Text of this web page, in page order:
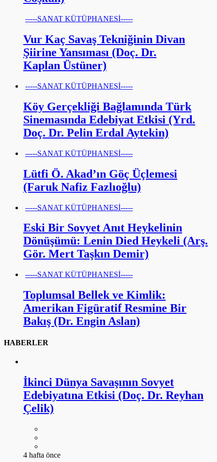
-----SANAT KÜTÜPHANESİ-----
Vur Kaç Savaş Tekniğinin Divan
Şiirine Yansıması (Doç. Dr.
Kaplan Üstüner)
-----SANAT KÜTÜPHANESİ-----
Köy Gerçekliği Bağlamında Türk
Sinemasında Edebiyat Etkisi (Yrd.
Doç. Dr. Pelin Erdal Aytekin)
-----SANAT KÜTÜPHANESİ-----
Lütfi Ö. Akad’ın Göç Üçlemesi
(Faruk Nafiz Fazlıoğlu)
-----SANAT KÜTÜPHANESİ-----
Eski Bir Sovyet Anıt Heykelinin
Dönüşümü: Lenin Died Heykeli (Arş.
Gör. Mert Taşkın Demir)
-----SANAT KÜTÜPHANESİ-----
Toplumsal Bellek ve Kimlik:
Amerikan Figüratif Resmine Bir
Bakış (Dr. Engin Aslan)
HABERLER
İkinci Dünya Savaşının Sovyet
Edebiyatına Etkisi (Doç. Dr. Reyhan
Çelik)
4 hafta önce